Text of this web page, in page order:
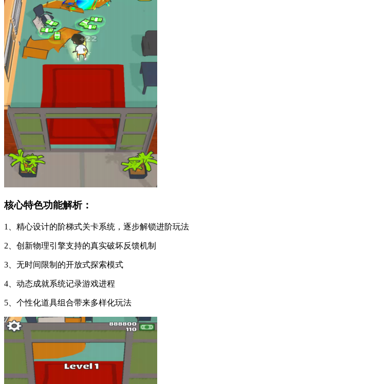
核心特色功能解析：
1、精心设计的阶梯式关卡系统，逐步解锁进阶玩法
2、创新物理引擎支持的真实破坏反馈机制
3、无时间限制的开放式探索模式
4、动态成就系统记录游戏进程
5、个性化道具组合带来多样化玩法